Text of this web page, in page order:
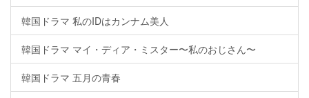
韓国ドラマ 私のIDはカンナム美人
韓国ドラマ マイ・ディア・ミスター〜私のおじさん〜
韓国ドラマ 五月の青春